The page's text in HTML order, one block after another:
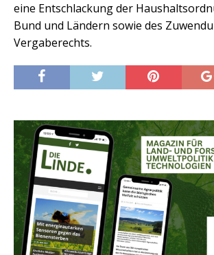
eine Entschlackung der
Bund und Ländern sowie des
Vergaberechts.